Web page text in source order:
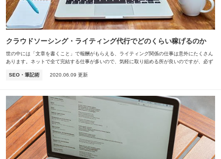
クラウドソーシング・ライティング代行でどのくらい稼げるのか
世の中には「文章を書くこと」で報酬がもらえる、ライティング関係の仕事は意外にたくさん
あります。ネットで全て完結する仕事が多いので、気軽に取り組める所が良いのですが、必ず
SEO・筆記術
2020.06.09 更新